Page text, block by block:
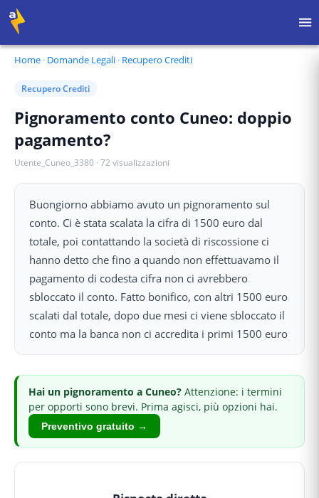
Home · Domande Legali · Recupero Crediti
Recupero Crediti
Pignoramento conto Cuneo: doppio
pagamento?
Utente_Cuneo_3380 · 72 visualizzazioni
Buongiorno abbiamo avuto un pignoramento sul
conto. Ci è stata scalata la cifra di 1500 euro dal
totale, poi contattando la società di riscossione ci
hanno detto che fino a quando non effettuavamo il
pagamento di codesta cifra non ci avrebbero
sbloccato il conto. Fatto bonifico, con altri 1500 euro
scalati dal totale, dopo due mesi ci viene sbloccato il
conto ma la banca non ci accredita i primi 1500 euro
Hai un pignoramento a Cuneo? Attenzione: i termini
per opporti sono brevi. Prima agisci, più opzioni hai.
Preventivo gratuito →